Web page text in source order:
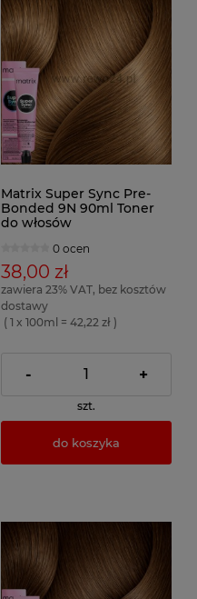
Matrix Super Sync Pre-
Bonded 9N 90ml Toner
do włosów
0 ocen
38,00 zł
zawiera 23% VAT, bez kosztów
dostawy
( 1 x 100ml = 42,22 zł )
- +
szt.
do koszyka